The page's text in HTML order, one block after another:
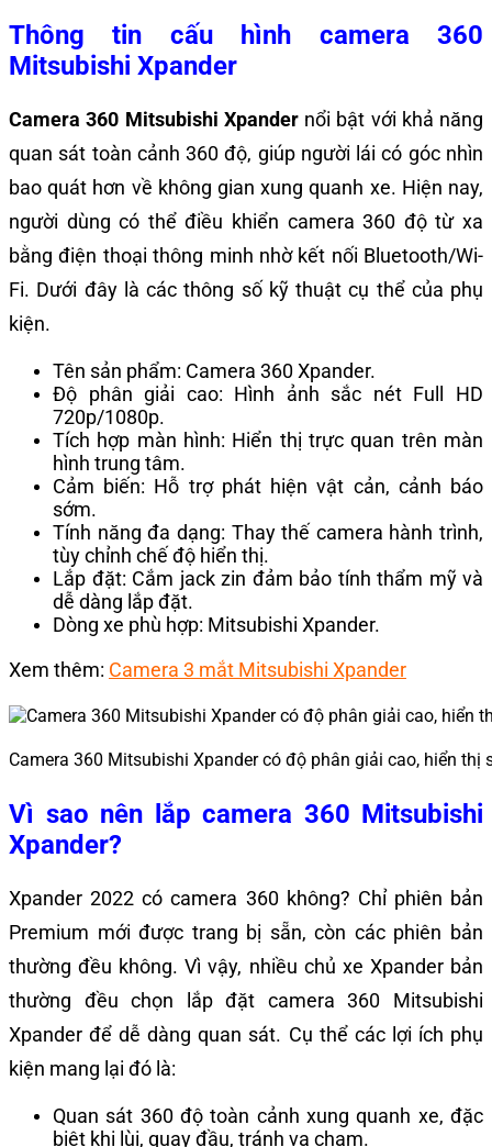
Thông tin cấu hình camera 360
Mitsubishi Xpander
Camera 360 Mitsubishi Xpandernổi bật với khả năng
quan sát toàn cảnh 360 độ, giúp người lái có góc nhìn
bao quát hơn về không gian xung quanh xe. Hiện nay,
người dùng có thể điều khiển camera 360 độ từ xa
bằng điện thoại thông minh nhờ kết nối Bluetooth/Wi-
Fi. Dưới đây là các thông số kỹ thuật cụ thể của phụ
kiện.
Tên sản phẩm: Camera 360 Xpander.
Độ phân giải cao: Hình ảnh sắc nét Full HD
720p/1080p.
Tích hợp màn hình: Hiển thị trực quan trên màn
hình trung tâm.
Cảm biến: Hỗ trợ phát hiện vật cản, cảnh báo
sớm.
Tính năng đa dạng: Thay thế camera hành trình,
tùy chỉnh chế độ hiển thị.
Lắp đặt: Cắm jack zin đảm bảo tính thẩm mỹ và
dễ dàng lắp đặt.
Dòng xe phù hợp: Mitsubishi Xpander.
Xem thêm: Camera 3 mắt Mitsubishi Xpander
Camera 360 Mitsubishi Xpander có độ phân giải cao, hiển thị
Vì sao nên lắp camera 360 Mitsubishi
Xpander?
Xpander 2022 có camera 360 không? Chỉ phiên bản
Premium mới được trang bị sẵn, còn các phiên bản
thường đều không. Vì vậy, nhiều chủ xe Xpander bản
thường đều chọn lắp đặt camera 360 Mitsubishi
Xpander để dễ dàng quan sát. Cụ thể các lợi ích phụ
kiện mang lại đó là:
Quan sát 360 độ toàn cảnh xung quanh xe, đặc
biệt khi lùi, quay đầu, tránh va chạm.